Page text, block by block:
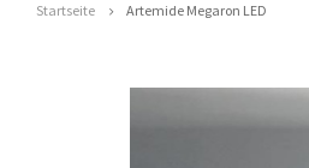
Startseite Artemide Megaron LED